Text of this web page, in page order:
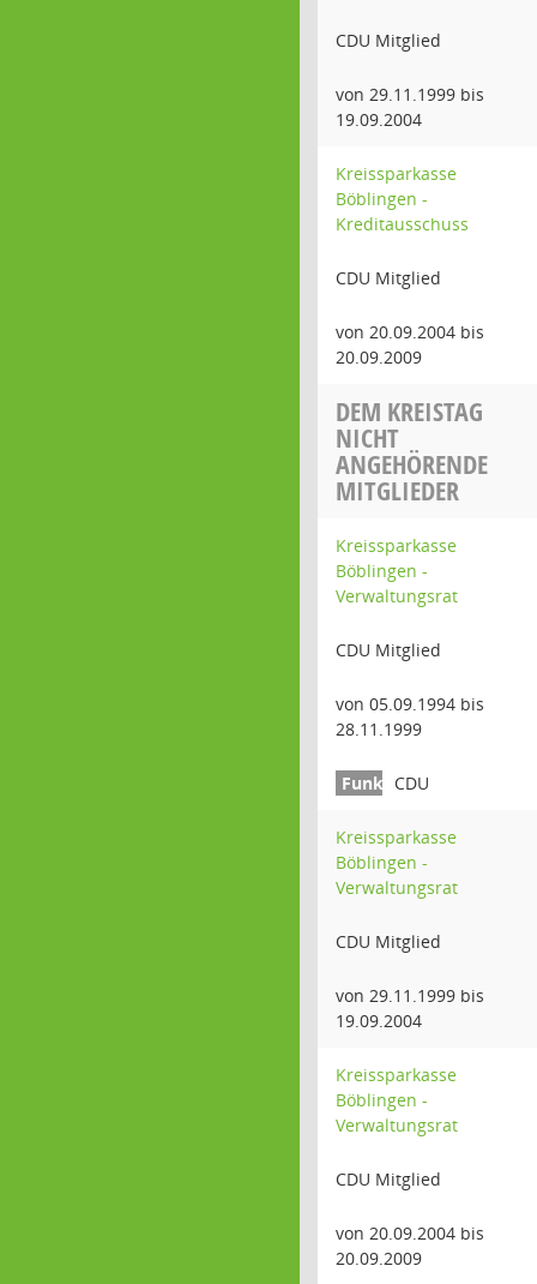
CDU Mitglied
von 29.11.1999 bis
19.09.2004
Kreissparkasse
Böblingen -
Kreditausschuss
CDU Mitglied
von 20.09.2004 bis
20.09.2009
DEM KREISTAG
NICHT
ANGEHÖRENDE
MITGLIEDER
Kreissparkasse
Böblingen -
Verwaltungsrat
CDU Mitglied
von 05.09.1994 bis
28.11.1999
CDU
Kreissparkasse
Böblingen -
Verwaltungsrat
CDU Mitglied
von 29.11.1999 bis
19.09.2004
Kreissparkasse
Böblingen -
Verwaltungsrat
CDU Mitglied
von 20.09.2004 bis
20.09.2009